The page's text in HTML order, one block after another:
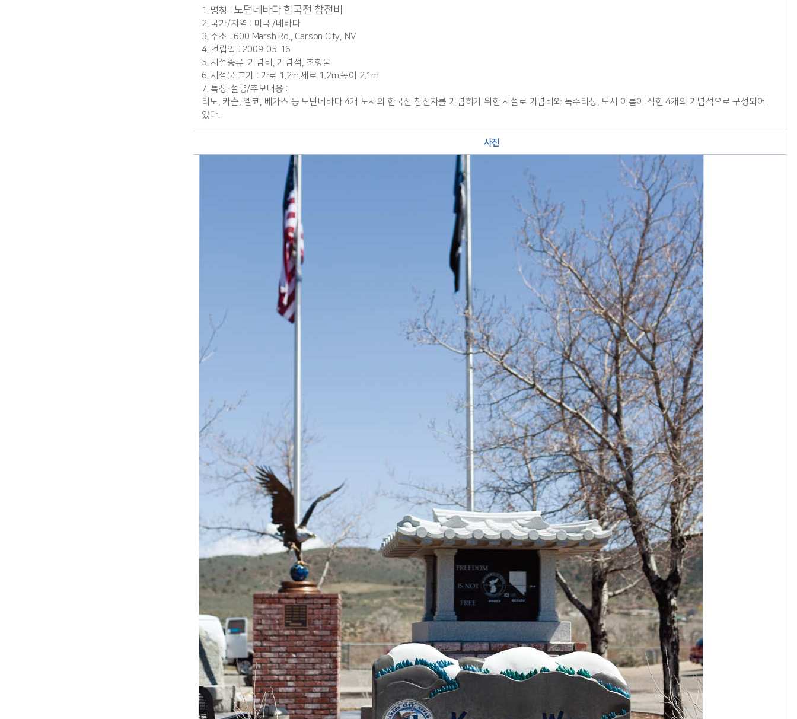
1. 명칭 : 노던네바다 한국전 참전비
2. 국가/지역 : 미국 /네바다
3. 주소 : 600 Marsh Rd., Carson City, NV
4. 건립일 : 2009-05-16
5. 시설종류 :기념비, 기념석, 조형물
6. 시설물 크기 : 가로 1.2m.세로 1.2m.높이 2.1m
7. 특징·설명/추모내용 :
리노, 카슨, 엘코, 베가스 등 노던네바다 4개 도시의 한국전 참전자를 기념하기 위한 시설로 기념비와 독수리상, 도시 이름이 적힌 4개의 기념석으로 구성되어
있다.
사진